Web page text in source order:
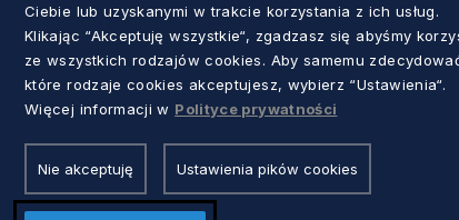
Pomorza SA z
Gdańsku
prawną
472D
Port Lotniczy Gdańsk
siedzibą w Gdańsku
posiada osobowość
80-298 Gdańsk
Ciebie lub uzyskanymi w trakcie korzystania z ich usług.
Klikając “Akceptuję wszystkie“, zgadzasz się abyśmy
ze wszystkich rodzajów cookies. Aby samemu
które rodzaje cookies akceptujesz, wybierz “Ustawienia“.
Więcej informacji w Polityce prywatności
Nie akceptuję Ustawienia pików cookies